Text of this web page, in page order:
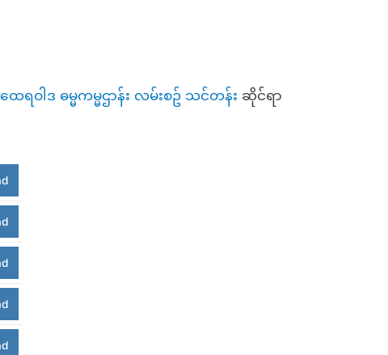
ထေရဝါဒ ဓမ္မကမ္မဌာန်း လမ်းစဥ် သင်တန်း ဆိုင်ရာ